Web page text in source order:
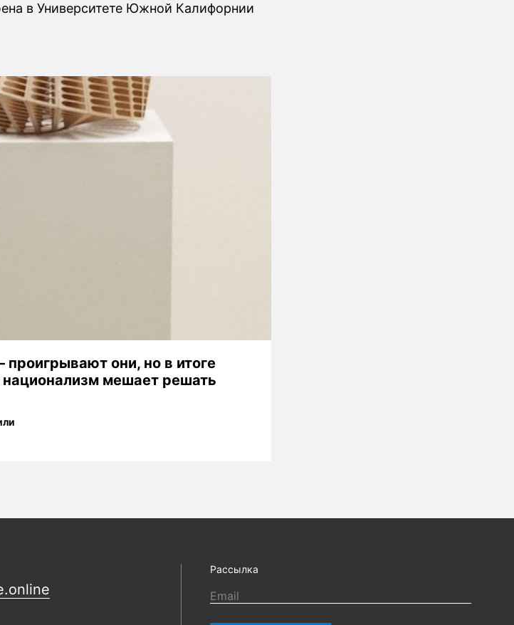
в Университете Южной Калифорнии
они, но в итоге
мешает решать
Рассылка